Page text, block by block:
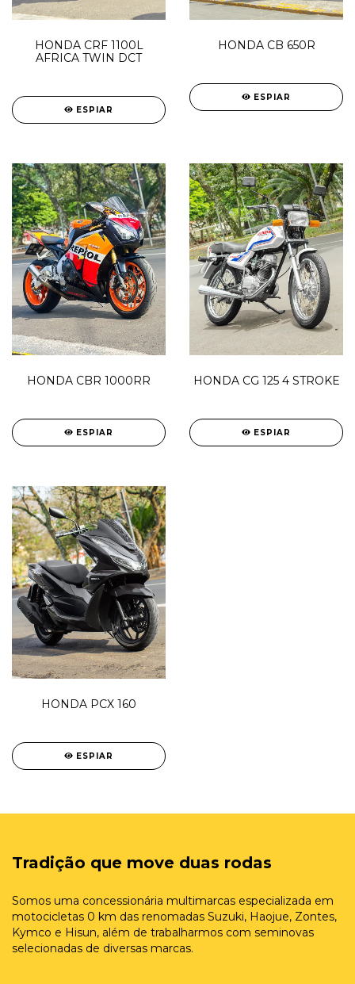
HONDA CRF 1100L
AFRICA TWIN DCT
ESPIAR
HONDA CB 650R
ESPIAR
HONDA CBR 1000RR
ESPIAR
HONDA CG 125 4 STROKE
ESPIAR
HONDA PCX 160
ESPIAR
Tradição que move duas rodas
Somos uma concessionária multimarcas especializada em
motocicletas 0 km das renomadas Suzuki, Haojue, Zontes,
Kymco e Hisun, além de trabalharmos com seminovas
selecionadas de diversas marcas.